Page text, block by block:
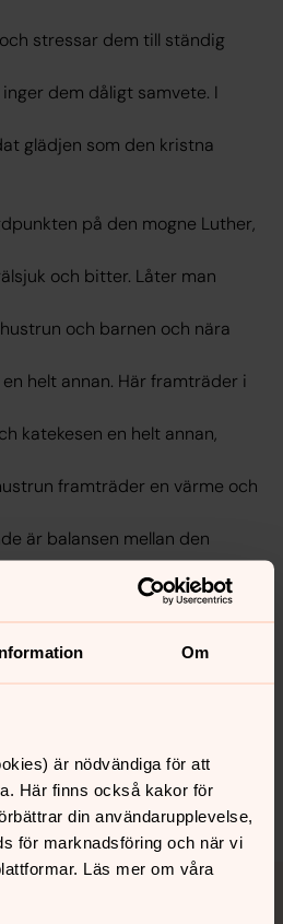
Om
är nödvändiga för att
Här finns också kakor för
din användarupplevelse,
för marknadsföring och när vi
Läs mer om våra
stressar dem till ständig
dem dåligt samvete. I
glädjen som den kristna
på den mogne Luther,
och bitter. Låter man
och barnen och nära
helt annan. Här framträder i
katekesen en helt annan,
framträder en värme och
är balansen mellan den
i Luthers tro.
bok i Göteborg eller på